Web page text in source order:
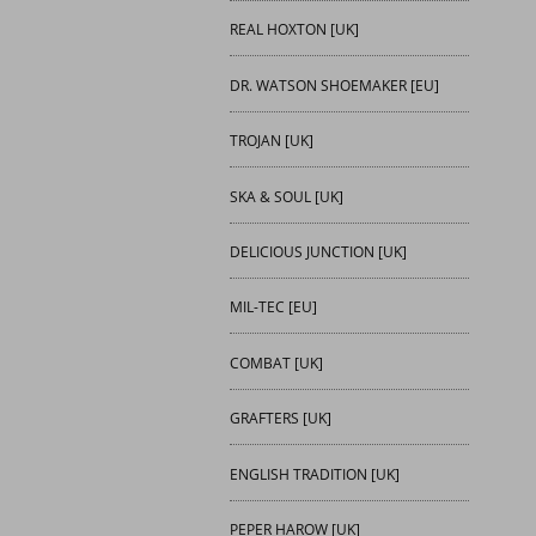
REAL HOXTON [UK]
DR. WATSON SHOEMAKER [EU]
TROJAN [UK]
SKA & SOUL [UK]
DELICIOUS JUNCTION [UK]
MIL-TEC [EU]
COMBAT [UK]
GRAFTERS [UK]
ENGLISH TRADITION [UK]
PEPER HAROW [UK]